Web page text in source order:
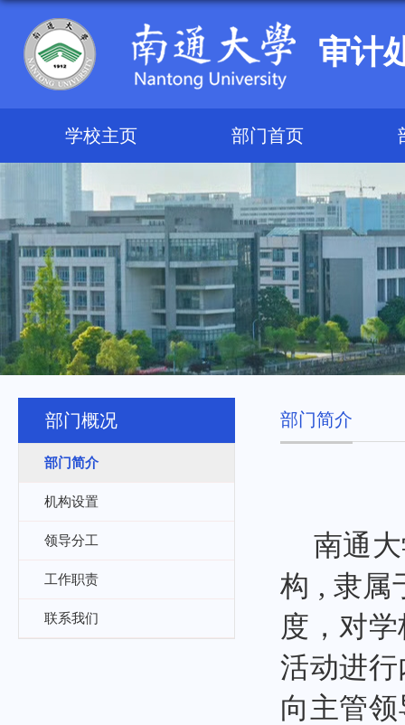
审计
学校主页 部门首页
部门概况
部门简介
机构设置
领导分工
工作职责
联系我们
部门简介
南通
构 , 隶属
度，对
活动进
向主管